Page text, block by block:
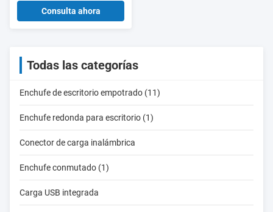
carga rápida y alimentación
AC perfecto para escritorios
Consulta ahora
Todas las categorías
Enchufe de escritorio empotrado (11)
Enchufe redonda para escritorio (1)
Conector de carga inalámbrica
Enchufe conmutado (1)
Carga USB integrada